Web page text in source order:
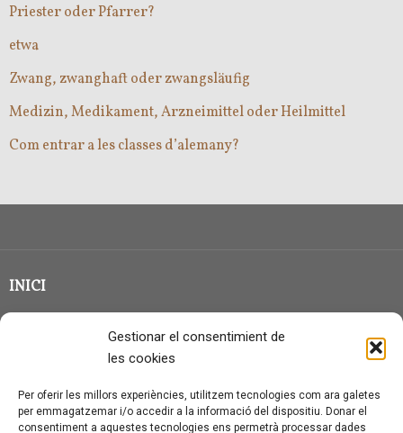
Gestionar el consentimient de
les cookies
Per oferir les millors experiències, utilitzem tecnologies com ara galetes
per emmagatzemar i/o accedir a la informació del dispositiu. Donar el
consentiment a aquestes tecnologies ens permetrà processar dades
Priester oder Pfarrer?
etwa
Zwang, zwanghaft oder zwangsläufig
Medizin, Medikament, Arzneimittel oder Heilmittel
Com entrar a les classes d’alemany?
INICI
QUI SOC?
CONTACTE